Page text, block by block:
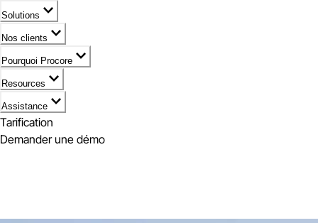
Solutions
Nos clients
Pourquoi Procore
Resources
Assistance
Tarification
Demander une démo